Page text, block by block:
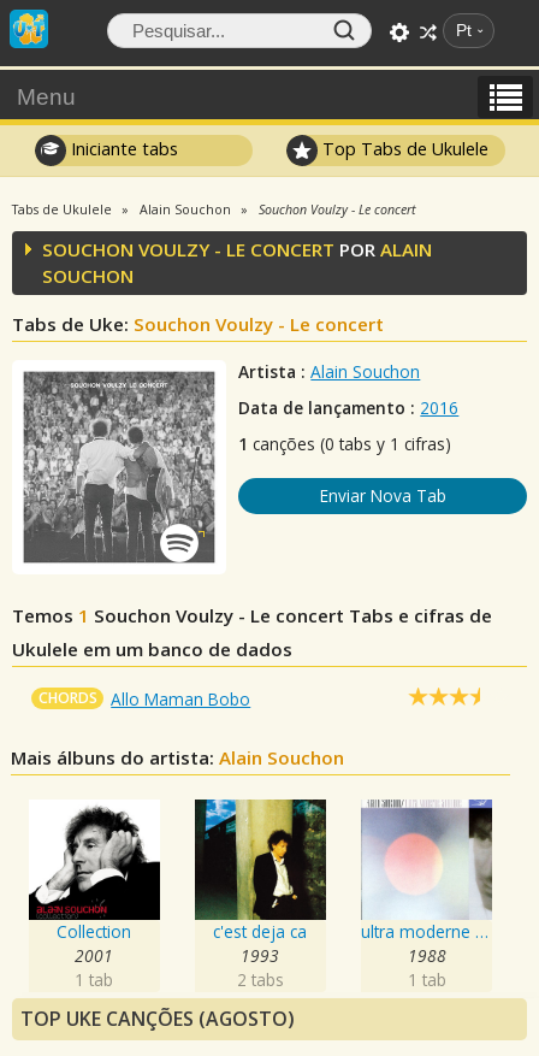
Pt
Menu
Iniciante tabs Top Tabs de Ukulele
Tabs de Ukulele Alain Souchon Souchon Voulzy - Le concert
SOUCHON VOULZY - LE CONCERT POR ALAIN
SOUCHON
Tabs de Uke: Souchon Voulzy - Le concert
Artista : Alain Souchon
Data de lançamento : 2016
1 canções (0 tabs y 1 cifras)
Enviar Nova Tab
Temos 1 Souchon Voulzy - Le concert Tabs e cifras de
Ukulele em um banco de dados
CHORDS Allo Maman Bobo
Mais álbuns do artista:Alain Souchon
Collection
2001
1 tab
c'est deja ca
1993
2 tabs
ultra moderne solitude
1988
1 tab
TOP UKE CANÇÕES (AGOSTO)